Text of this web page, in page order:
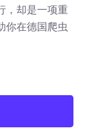
，却是一项重
你在德国爬虫